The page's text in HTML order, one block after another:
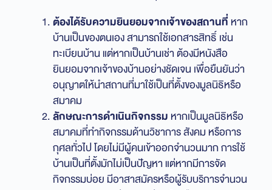
ต้องได้รับความยินยอมจากเจ้าของสถานที่ หาก
บ้านเป็นของตนเอง สามารถใช้เอกสารสิทธิ์ เช่น
ทะเบียนบ้าน แต่หากเป็นบ้านเช่า ต้องมีหนังสือ
ยินยอมจากเจ้าของบ้านอย่างชัดเจน เพื่อยืนยันว่า
อนุญาตให้นำสถานที่มาใช้เป็นที่ตั้งของมูลนิธิหรือ
สมาคม
ลักษณะการดำเนินกิจกรรม หากเป็นมูลนิธิหรือ
สมาคมที่ทำกิจกรรมด้านวิชาการ สังคม หรือการ
กุศลทั่วไป โดยไม่มีผู้คนเข้าออกจำนวนมาก การใช้
บ้านเป็นที่ตั้งมักไม่เป็นปัญหา แต่หากมีการจัด
กิจกรรมบ่อย มีอาสาสมัครหรือผู้รับบริการจำนวน